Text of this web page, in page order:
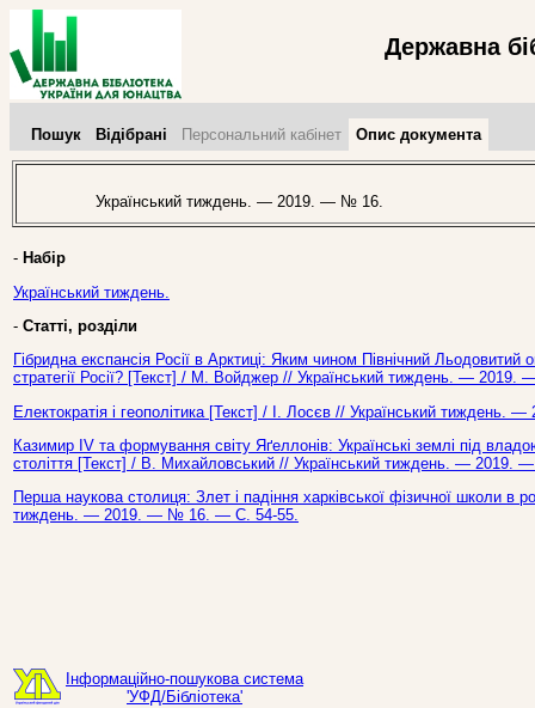
Державна
Пошук Відібрані Персональний кабінет Опис документа
Український тиждень. — 2019. — № 16.
- Набір
Український тиждень.
- Статті, розділи
Гібридна експансія Росії в Арктиці: Яким чином Північний Льодовитий
стратегії Росії? [Текст] / М. Войджер // Український тиждень. —
Електократія і геополітика [Текст] / І. Лосєв // Український
Казимир ІV та формування світу Яґеллонів: Українські землі під
століття [Текст] / В. Михайловський // Український тиждень. —
Перша наукова столиця: Злет і падіння харківської фізичної школи в
тиждень. — 2019. — № 16. — С. 54-55.
Інформаційно-пошукова система
'УФД/Бібліотека'